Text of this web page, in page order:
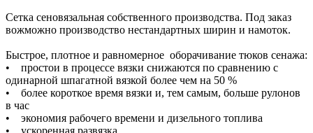
Сетка сеновязальная собственного производства. Под заказ
вожможно производство нестандартных ширин и намоток.
Быстрое, плотное и равномерное оборачивание тюков сенажа:
• простои в процессе вязки снижаются по сравнению с
одинарной шпагатной вязкой более чем на 50 %
• более короткое время вязки и, тем самым, больше рулонов
в час
• экономия рабочего времени и дизельного топлива
• ускоренная развязка